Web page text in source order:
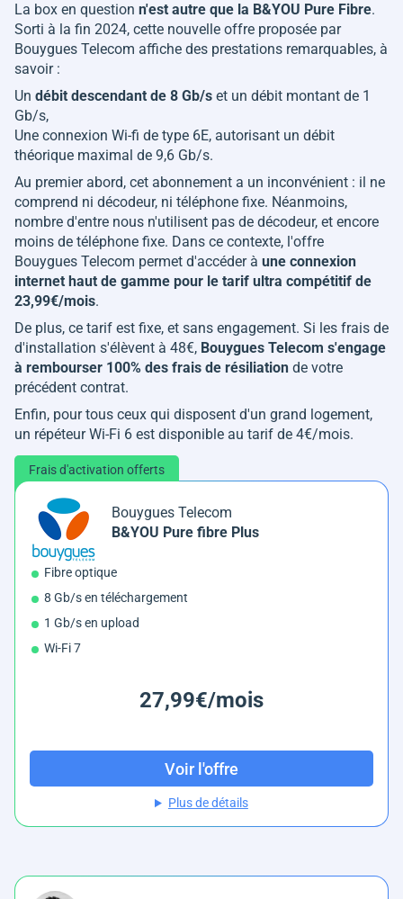
La box en question n'est autre que la B&YOU Pure Fibre.
Sorti à la fin 2024, cette nouvelle offre proposée par
Bouygues Telecom affiche des prestations remarquables, à
savoir :
Un débit descendant de 8 Gb/s et un débit montant de 1
Gb/s,
Une connexion Wi-fi de type 6E, autorisant un débit
théorique maximal de 9,6 Gb/s.
Au premier abord, cet abonnement a un inconvénient : il ne
comprend ni décodeur, ni téléphone fixe. Néanmoins,
nombre d'entre nous n'utilisent pas de décodeur, et encore
moins de téléphone fixe. Dans ce contexte, l'offre
Bouygues Telecom permet d'accéder à une connexion
internet haut de gamme pour le tarif ultra compétitif de
23,99€/mois.
De plus, ce tarif est fixe, et sans engagement. Si les frais de
d'installation s'élèvent à 48€, Bouygues Telecom s'engage
à rembourser 100% des frais de résiliation de votre
précédent contrat.
Enfin, pour tous ceux qui disposent d'un grand logement,
un répéteur Wi-Fi 6 est disponible au tarif de 4€/mois.
Frais d'activation offerts
Bouygues Telecom
B&YOU Pure fibre Plus
Fibre optique
8 Gb/s en téléchargement
1 Gb/s en upload
Wi-Fi 7
27,99€/mois
Voir l'offre
Plus de détails